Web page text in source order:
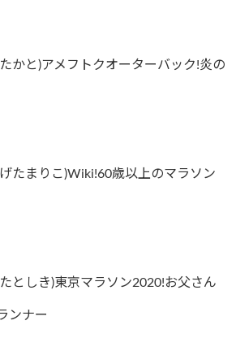
かと)アメフトクオーターバック!炎の
たまりこ)Wiki!60歳以上のマラソン
としき)東京マラソン2020!お父さん
ンナー